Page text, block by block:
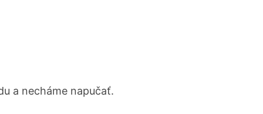
a necháme napučať.